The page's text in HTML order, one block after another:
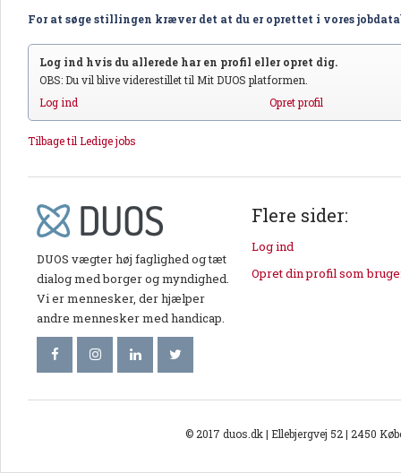
For at søge stillingen kræver det at du er oprettet i vores
Log ind hvis du allerede har en profil eller opret dig.
OBS: Du vil blive viderestillet til Mit DUOS platformen.
Log ind
Opret profil
Tilbage til Ledige jobs
DUOS vægter høj faglighed og tæt
dialog med borger og myndighed.
Vi er mennesker, der hjælper
andre mennesker med handicap.
Flere sider:
Log ind
Opret din profil som
© 2017 duos.dk | Ellebjergvej 52 | 2450